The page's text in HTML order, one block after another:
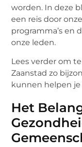
worden. In deze
een reis door
programma’s en
onze leden.
Lees verder om
Zaanstad zo
kunnen helpen
Het